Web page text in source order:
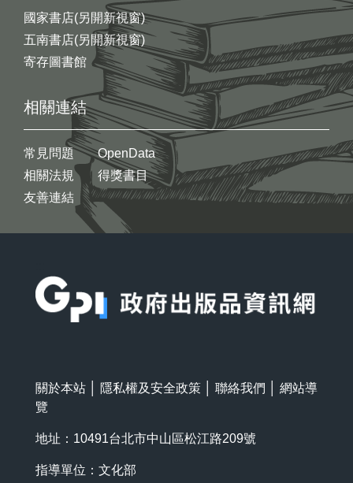
國家書店(另開新視窗)
五南書店(另開新視窗)
寄存圖書館
相關連結
常見問題
相關法規
友善連結
OpenData
得獎書目
關於本站 隱私權及安全政策 聯絡我們
網站導
覽
地址：10491台北市中山區松江路209號
指導單位：文化部